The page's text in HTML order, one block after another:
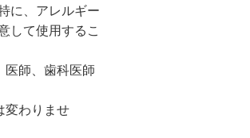
に、アレルギー
して使用するこ
医師、歯科医師
変わりませ